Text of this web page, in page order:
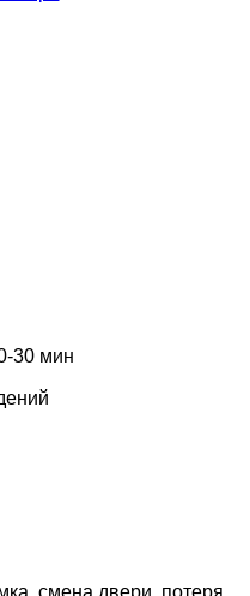
30 мин
смена двери, потеря